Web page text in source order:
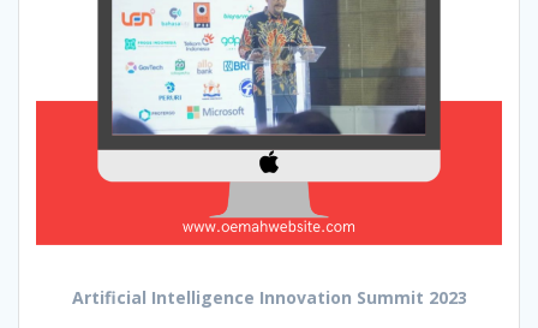
Artificial Intelligence Innovation Summit 2023